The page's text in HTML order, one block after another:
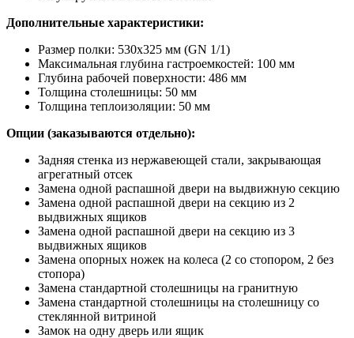
Дополнительные характеристики:
Размер полки: 530х325 мм (GN 1/1)
Максимальная глубина гастроемкостей: 100 мм
Глубина рабочей поверхности: 486 мм
Толщина столешницы: 50 мм
Толщина теплоизоляции: 50 мм
Опции (заказываются отдельно):
Задняя стенка из нержавеющей стали, закрывающая
агрегатный отсек
Замена одной распашной двери на выдвижную секцию
Замена одной распашной двери на секцию из 2
выдвижных ящиков
Замена одной распашной двери на секцию из 3
выдвижных ящиков
Замена опорных ножек на колеса (2 со стопором, 2 без
стопора)
Замена стандартной столешницы на гранитную
Замена стандартной столешницы на столешницу со
стеклянной витриной
Замок на одну дверь или ящик